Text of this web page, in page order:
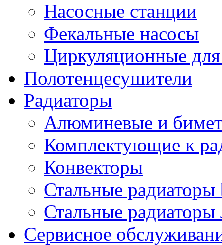
Насосные станции
Фекальные насосы
Циркуляционные для
Полотенцесушители
Радиаторы
Алюминевые и
Комплектующие к
Конвекторы
Стальные радиаторы
Стальные радиаторы
Сервисное